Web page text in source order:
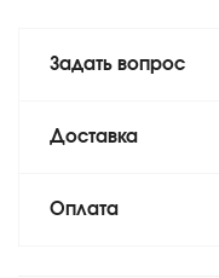
Задать вопрос
Доставка
Оплата